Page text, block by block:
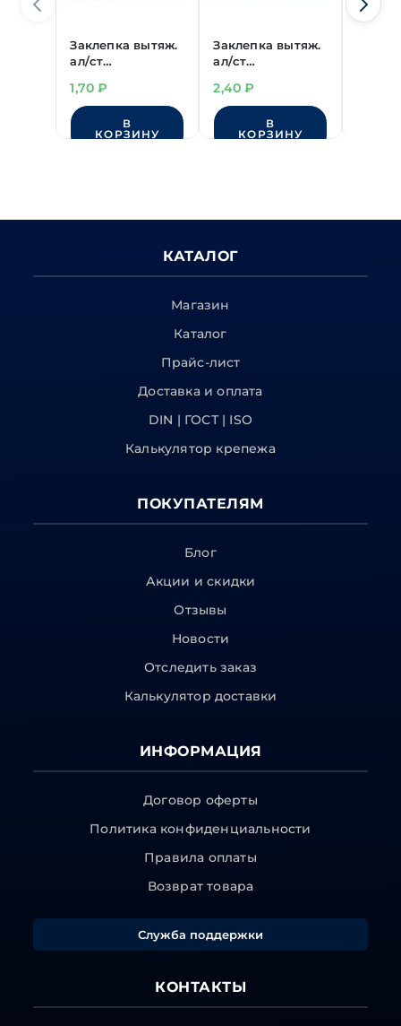
Заклепка вытяж.
ал/ст
коричневый)
3,2х8 мм
1,70₽
В
КОРЗИНУ
Заклепка вытяж.
ал/ст
зеленый)
4,0х10 мм
2,40₽
В
КОРЗИНУ
КАТАЛОГ
Магазин
Каталог
Прайс-лист
Доставка и оплата
DIN | ГОСТ | ISO
Калькулятор крепежа
ПОКУПАТЕЛЯМ
Блог
Акции и скидки
Отзывы
Новости
Отследить заказ
Калькулятор доставки
ИНФОРМАЦИЯ
Договор оферты
Политика конфиденциальности
Правила оплаты
Возврат товара
Служба поддержки
КОНТАКТЫ